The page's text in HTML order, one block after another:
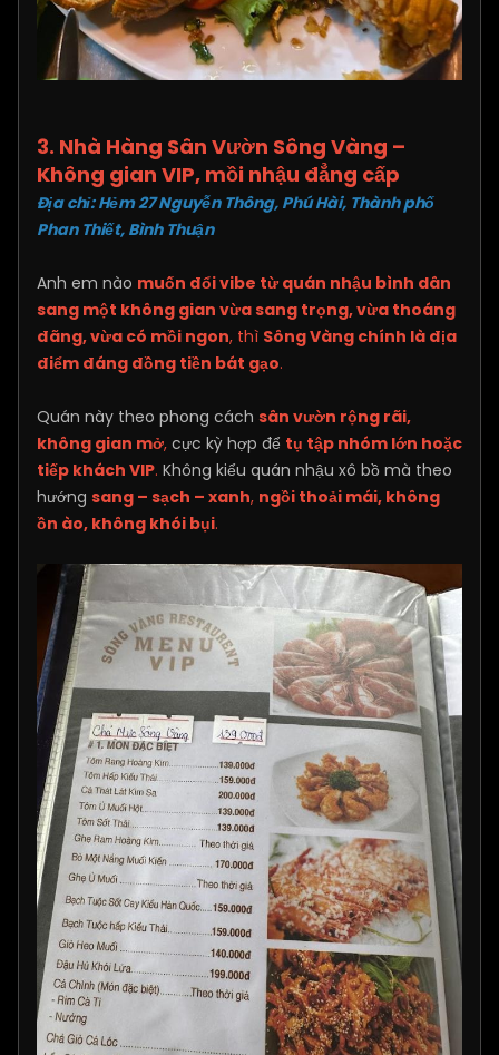
3. Nhà Hàng Sân Vườn Sông Vàng –
Không gian VIP, mồi nhậu đẳng cấp
Địa chỉ: Hẻm 27 Nguyễn Thông, Phú Hài, Thành phố
Phan Thiết, Bình Thuận​
Anh em nào muốn đổi vibe từ quán nhậu bình dân
sang một không gian vừa sang trọng, vừa thoáng
đãng, vừa có mồi ngon, thì Sông Vàng chính là địa
điểm đáng đồng tiền bát gạo.
Quán này theo phong cách sân vườn rộng rãi,
không gian mở, cực kỳ hợp để tụ tập nhóm lớn hoặc
tiếp khách VIP. Không kiểu quán nhậu xô bồ mà theo
hướng sang – sạch – xanh, ngồi thoải mái, không
ồn ào, không khói bụi.